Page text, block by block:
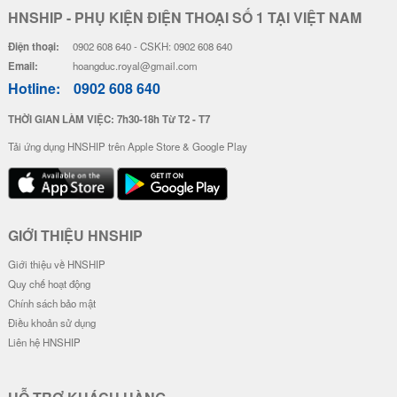
HNSHIP - PHỤ KIỆN ĐIỆN THOẠI SỐ 1 TẠI VIỆT NAM
Điện thoại: 0902 608 640 - CSKH: 0902 608 640
Email: hoangduc.royal@gmail.com
Hotline: 0902 608 640
THỜI GIAN LÀM VIỆC: 7h30-18h Từ T2 - T7
Tải ứng dụng HNSHIP trên Apple Store & Google Play
GIỚI THIỆU HNSHIP
Giới thiệu về HNSHIP
Quy chế hoạt động
Chính sách bảo mật
Điều khoản sử dụng
Liên hệ HNSHIP